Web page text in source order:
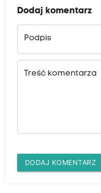
Dodaj komentarz
Podpis
Treść komentarza
DODAJ KOMENTARZ